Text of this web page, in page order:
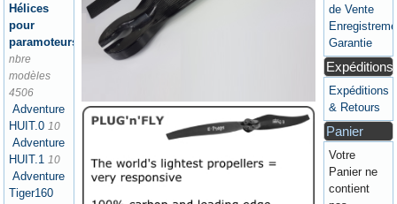
Hélices
pour
paramoteurs
nbre
modèles
4506
Adventure
HUIT.0 10
Adventure
HUIT.1 10
Adventure
Tiger160
de Vente
Garantie
Expéditions
Expéditions
& Retours
Panier
Votre
Panier ne
contient